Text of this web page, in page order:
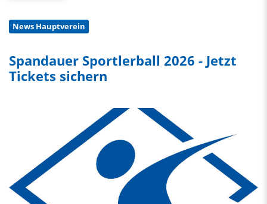
News Hauptverein
Spandauer Sportlerball 2026 - Jetzt
Tickets sichern